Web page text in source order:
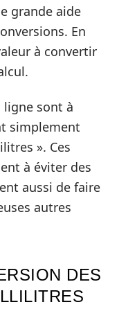
grande aide
En
à convertir
ligne sont à
simplement
». Ces
à éviter des
aussi de faire
autres
DES